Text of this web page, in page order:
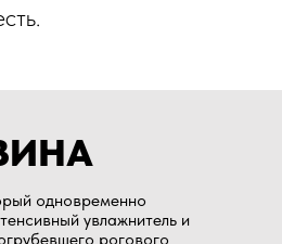
одновременно
увлажнитель и
рогового